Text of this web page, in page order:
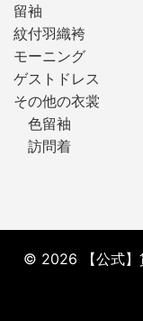
留袖
紋付羽織袴
モーニング
ゲストドレス
その他の衣裳
色留袖
訪問着
© 2026 【公式】